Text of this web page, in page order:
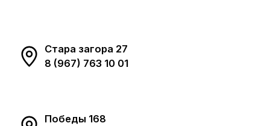
Стара загора 27
8 (967) 763 10 01
Победы 168